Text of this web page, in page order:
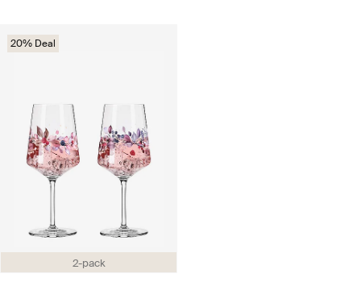
2-pack
20% Deal